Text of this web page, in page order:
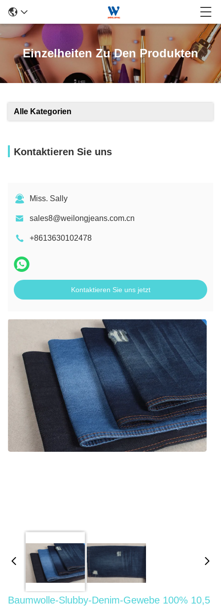
Einzelheiten Zu Den Produkten
Alle Kategorien
Kontaktieren Sie uns
Miss. Sally
sales8@weilongjeans.com.cn
+8613630102478
Kontaktieren Sie uns jetzt
Baumwolle-Slubby-Denim-Gewebe 100% 10,5